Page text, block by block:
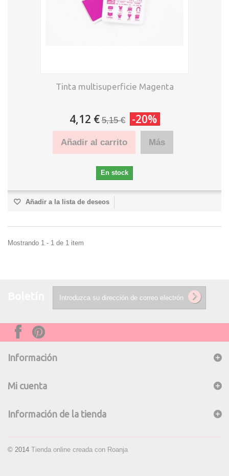
Tinta multisuperficie Magenta
4,12 € 5,15 € -20%
Añadir al carrito Más
En stock
Añadir a la lista de deseos
Mostrando 1 - 1 de 1 item
Información
© 2014 Tienda online creada con Roanja
Mi cuenta
Información de la tienda